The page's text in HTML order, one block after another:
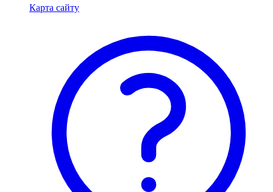
Карта сайту